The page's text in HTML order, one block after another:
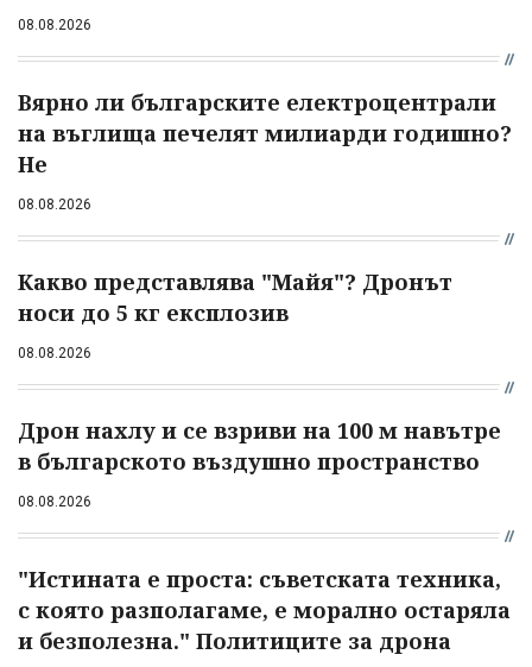
08.08.2026
Вярно ли българските електроцентрали
на въглища печелят милиарди годишно?
Не
08.08.2026
Какво представлява "Майя"? Дронът
носи до 5 кг експлозив
08.08.2026
Дрон нахлу и се взриви на 100 м навътре
в българското въздушно пространство
08.08.2026
"Истината е проста: съветската техника,
с която разполагаме, е морално остаряла
и безполезна." Политиците за дрона